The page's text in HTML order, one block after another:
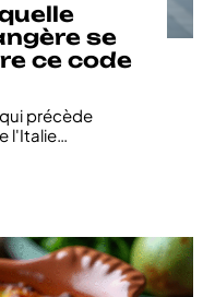
se
ce code
précède
l'Italie…